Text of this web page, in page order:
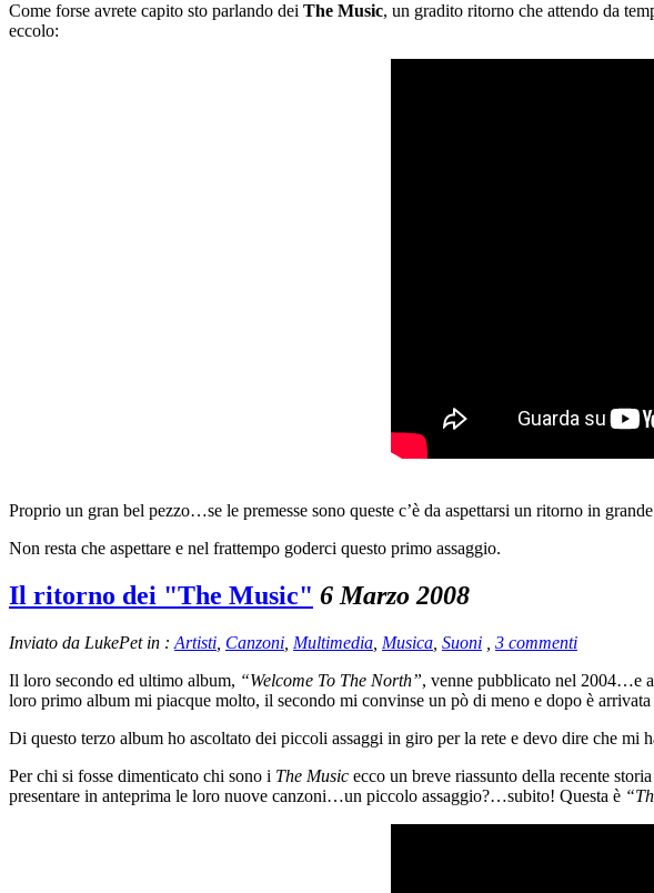
Come forse avrete capito sto parlando dei The Music, un gradito ritorno che attendo da
eccolo:
Proprio un gran bel pezzo…se le premesse sono queste c’è da aspettarsi un ritorno in
Non resta che aspettare e nel frattempo goderci questo primo assaggio.
Il ritorno dei "The Music" 6 Marzo 2008
Inviato da LukePet in : Artisti Canzoni Multimedia Musica Suoni
3 commenti
Il loro secondo ed ultimo album, “Welcome To The North”, venne pubblicato nel 2004…e
loro primo album mi piacque molto, il secondo mi convinse un pò di meno e dopo è arrivata
Di questo terzo album ho ascoltato dei piccoli assaggi in giro per la rete e devo dire che
Per chi si fosse dimenticato chi sono i The Music ecco un breve riassunto della recente
presentare in anteprima le loro nuove canzoni…un piccolo assaggio?…subito! Questa è